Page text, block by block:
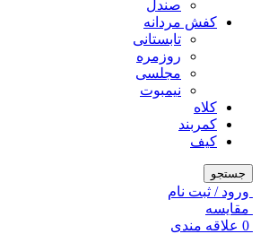
صندل
کفش مردانه
تابستانی
روزمره
مجلسی
نیمبوت
کلاه
کمربند
کیف
جستجو
ورود / ثبت نام
مقايسه
0 علاقه مندی